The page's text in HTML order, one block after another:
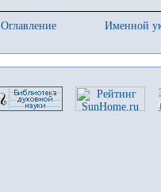
Оглавление
Именной